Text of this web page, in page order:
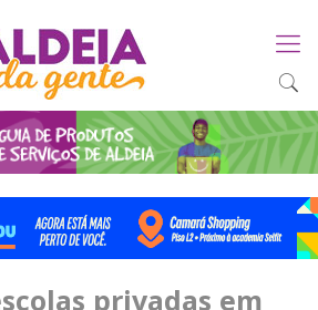
privadas em